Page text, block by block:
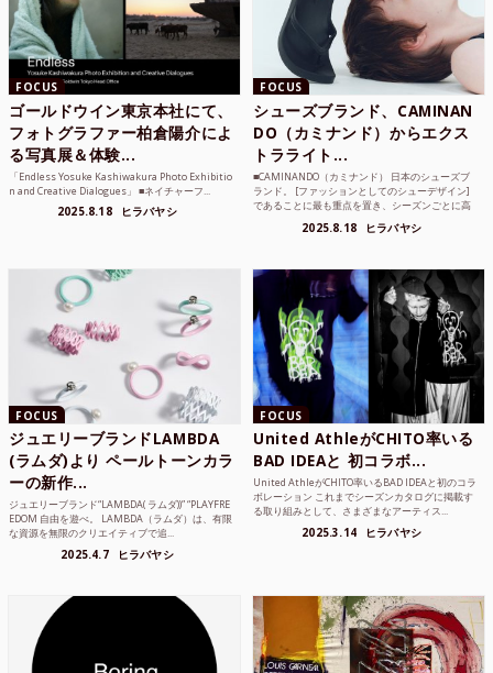
FOCUS
ゴールドウイン東京本社にて、
フォトグラファー柏倉陽介によ
る写真展＆体験...
「Endless Yosuke Kashiwakura Photo Exhibitio
n and Creative Dialogues」 ■ネイチャーフ...
2025.8.18 ヒラバヤシ
FOCUS
シューズブランド、CAMINAN
DO（カミナンド）からエクス
トラライト...
■CAMINANDO（カミナンド） 日本のシューズブ
ランド。 [ファッションとしてのシューデザイン]
であることに最も重点を置き、シーズンごとに高
2025.8.18 ヒラバヤシ
FOCUS
ジュエリーブランドLAMBDA
(ラムダ)より ペールトーンカラ
ーの新作...
ジュエリーブランド“LAMBDA( ラムダ))” “PLAYFRE
EDOM 自由を遊べ。 LAMBDA（ラムダ）は、有限
な資源を無限のクリエイティブで追...
2025.4.7 ヒラバヤシ
FOCUS
United AthleがCHITO率いる
BAD IDEAと 初コラボ...
United AthleがCHITO率いるBAD IDEAと初のコラ
ボレーション これまでシーズンカタログに掲載す
る取り組みとして、さまざまなアーティス...
2025.3.14 ヒラバヤシ